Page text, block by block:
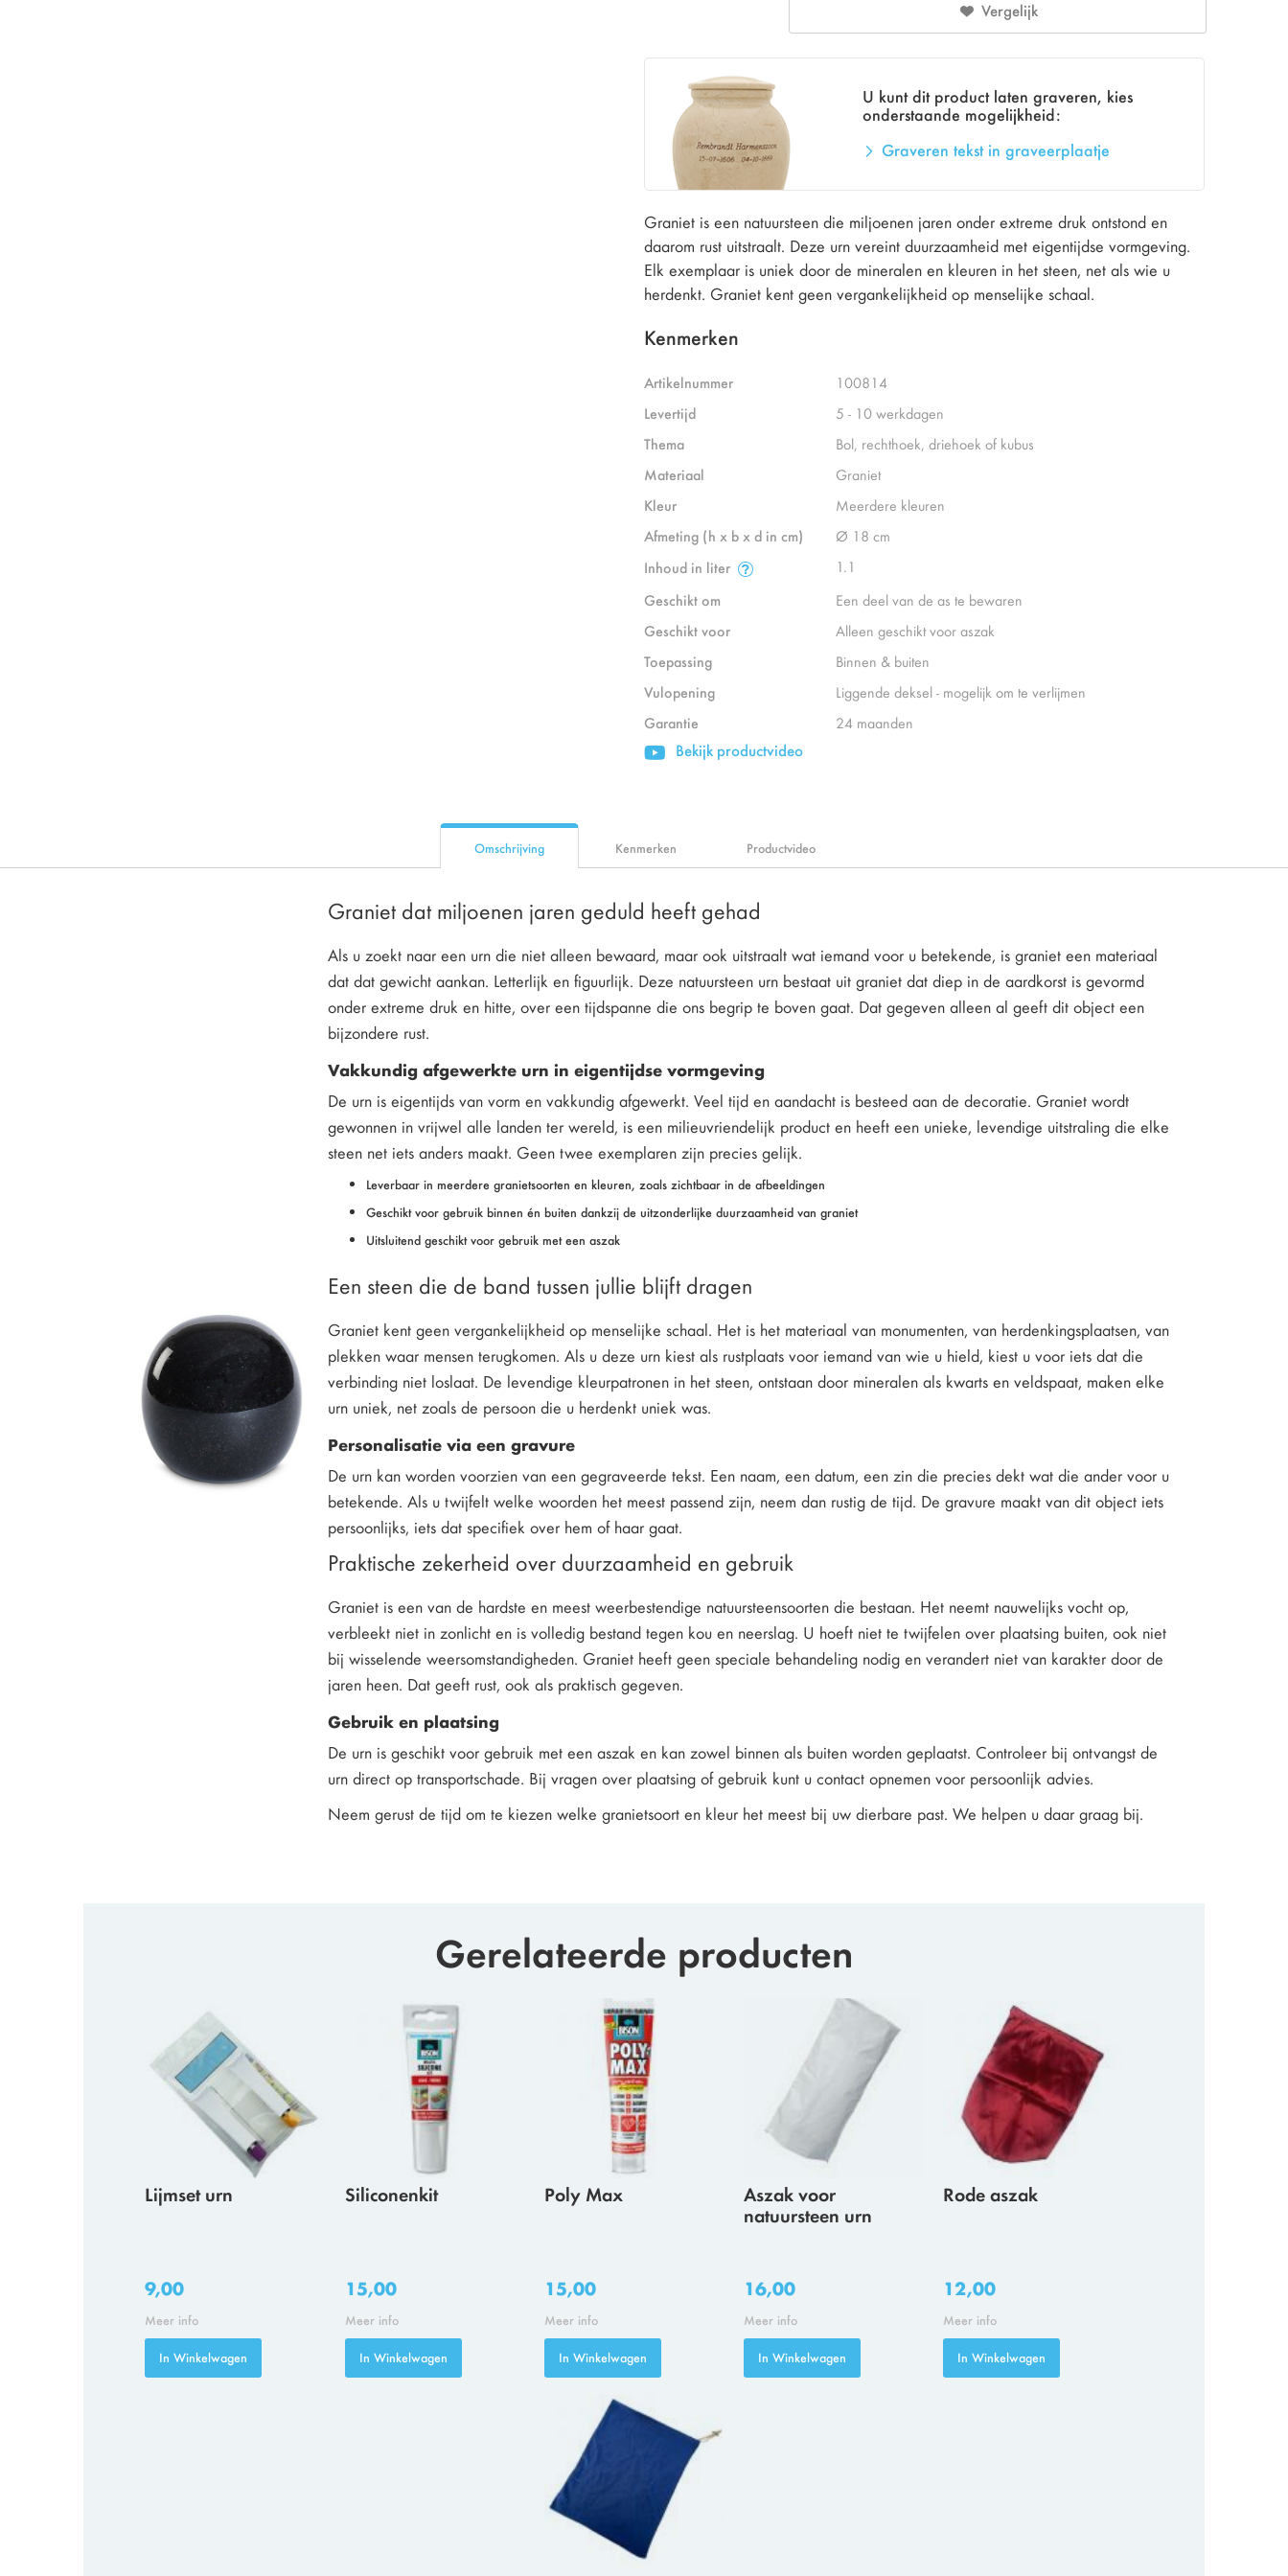
Vergelijk
U kunt dit product laten graveren, kies
onderstaande mogelijkheid:
Graveren tekst in graveerplaatje
Graniet is een natuursteen die miljoenen jaren onder extreme druk ontstond en
daarom rust uitstraalt. Deze urn vereint duurzaamheid met eigentijdse vormgeving.
Elk exemplaar is uniek door de mineralen en kleuren in het steen, net als wie u
herdenkt. Graniet kent geen vergankelijkheid op menselijke schaal.
Kenmerken
Artikelnummer
100814
Levertijd
5 - 10 werkdagen
Thema
Bol, rechthoek, driehoek of kubus
Materiaal
Graniet
Kleur
Meerdere kleuren
Afmeting (h x b x d in cm)
Ø 18 cm
Inhoud in liter
1.1
Geschikt om
Een deel van de as te bewaren
Geschikt voor
Alleen geschikt voor aszak
Toepassing
Binnen & buiten
Vulopening
Liggende deksel - mogelijk om te verlijmen
Garantie
24 maanden
Bekijk productvideo
Omschrijving
Graniet dat miljoenen jaren geduld heeft gehad
Als u zoekt naar een urn die niet alleen bewaard, maar ook uitstraalt wat iemand voor u betekende, is graniet een materiaal
dat dat gewicht aankan. Letterlijk en figuurlijk. Deze natuursteen urn bestaat uit graniet dat diep in de aardkorst is gevormd
onder extreme druk en hitte, over een tijdspanne die ons begrip te boven gaat. Dat gegeven alleen al geeft dit object een
bijzondere rust.
Vakkundig afgewerkte urn in eigentijdse vormgeving
De urn is eigentijds van vorm en vakkundig afgewerkt. Veel tijd en aandacht is besteed aan de decoratie. Graniet wordt
gewonnen in vrijwel alle landen ter wereld, is een milieuvriendelijk product en heeft een unieke, levendige uitstraling die elke
steen net iets anders maakt. Geen twee exemplaren zijn precies gelijk.
Leverbaar in meerdere granietsoorten en kleuren, zoals zichtbaar in de afbeeldingen
Geschikt voor gebruik binnen én buiten dankzij de uitzonderlijke duurzaamheid van graniet
Uitsluitend geschikt voor gebruik met een aszak
Een steen die de band tussen jullie blijft dragen
Graniet kent geen vergankelijkheid op menselijke schaal. Het is het materiaal van monumenten, van herdenkingsplaatsen, van
plekken waar mensen terugkomen. Als u deze urn kiest als rustplaats voor iemand van wie u hield, kiest u voor iets dat die
verbinding niet loslaat. De levendige kleurpatronen in het steen, ontstaan door mineralen als kwarts en veldspaat, maken elke
urn uniek, net zoals de persoon die u herdenkt uniek was.
Personalisatie via een gravure
De urn kan worden voorzien van een gegraveerde tekst. Een naam, een datum, een zin die precies dekt wat die ander voor u
betekende. Als u twijfelt welke woorden het meest passend zijn, neem dan rustig de tijd. De gravure maakt van dit object iets
persoonlijks, iets dat specifiek over hem of haar gaat.
Praktische zekerheid over duurzaamheid en gebruik
Graniet is een van de hardste en meest weerbestendige natuursteensoorten die bestaan. Het neemt nauwelijks vocht op,
verbleekt niet in zonlicht en is volledig bestand tegen kou en neerslag. U hoeft niet te twijfelen over plaatsing buiten, ook niet
bij wisselende weersomstandigheden. Graniet heeft geen speciale behandeling nodig en verandert niet van karakter door de
jaren heen. Dat geeft rust, ook als praktisch gegeven.
Gebruik en plaatsing
De urn is geschikt voor gebruik met een aszak en kan zowel binnen als buiten worden geplaatst. Controleer bij ontvangst de
urn direct op transportschade. Bij vragen over plaatsing of gebruik kunt u contact opnemen voor persoonlijk advies.
Neem gerust de tijd om te kiezen welke granietsoort en kleur het meest bij uw dierbare past. We helpen u daar graag bij.
Kenmerken Productvideo
Gerelateerde producten
Lijmset urn
9,00
Meer info
In Winkelwagen
Siliconenkit
15,00
Meer info
In Winkelwagen
Poly Max
15,00
Meer info
In Winkelwagen
Aszak voor
natuursteen urn
16,00
Meer info
In Winkelwagen
Rode aszak
12,00
Meer info
In Winkelwagen